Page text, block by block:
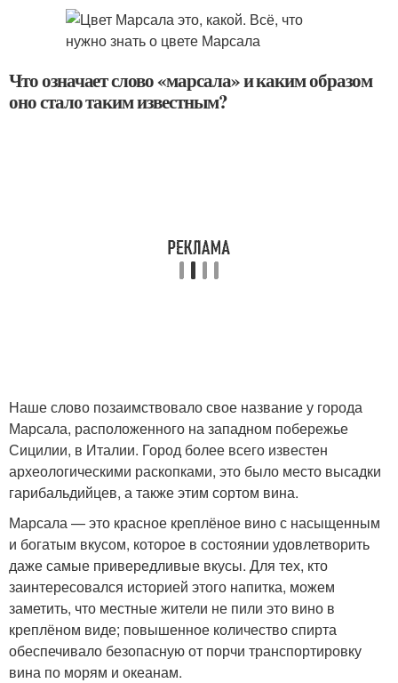
Что означает слово «марсала» и каким образом
оно стало таким известным?
Наше слово позаимствовало свое название у города
Марсала, расположенного на западном побережье
Сицилии, в Италии. Город более всего известен
археологическими раскопками, это было место высадки
гарибальдийцев, а также этим сортом вина.
Марсала — это красное креплёное вино с насыщенным
и богатым вкусом, которое в состоянии удовлетворить
даже самые привередливые вкусы. Для тех, кто
заинтересовался историей этого напитка, можем
заметить, что местные жители не пили это вино в
креплёном виде; повышенное количество спирта
обеспечивало безопасную от порчи транспортировку
вина по морям и океанам.